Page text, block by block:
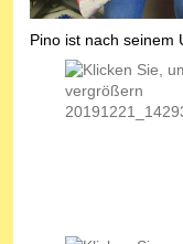
Pino ist nach seinem